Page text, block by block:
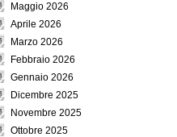
Maggio 2026
Aprile 2026
Marzo 2026
Febbraio 2026
Gennaio 2026
Dicembre 2025
Novembre 2025
Ottobre 2025